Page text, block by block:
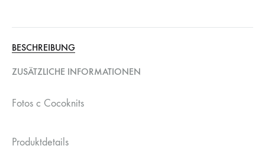
BESCHREIBUNG
ZUSÄTZLICHE INFORMATIONEN
Fotos c Cocoknits
Produktdetails